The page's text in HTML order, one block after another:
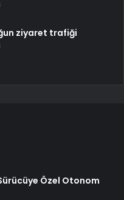
ziyaret trafiği
Özel Otonom